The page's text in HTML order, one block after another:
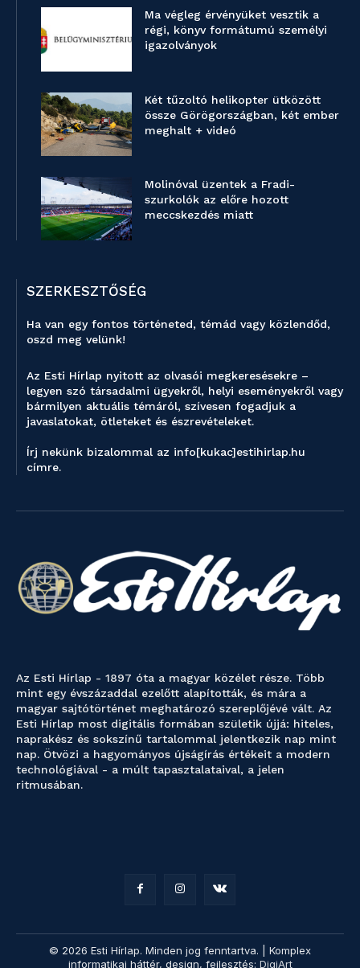
Ma végleg érvényüket vesztik a
régi, könyv formátumú személyi
igazolványok
Két tűzoltó helikopter ütközött
össze Görögországban, két ember
meghalt + videó
Molinóval üzentek a Fradi-
szurkolók az előre hozott
meccskezdés miatt
SZERKESZTŐSÉG
Ha van egy fontos történeted, témád vagy közlendőd,
oszd meg velünk!
Az Esti Hírlap nyitott az olvasói megkeresésekre –
legyen szó társadalmi ügyekről, helyi eseményekről vagy
bármilyen aktuális témáról, szívesen fogadjuk a
javaslatokat, ötleteket és észrevételeket.
Írj nekünk bizalommal az info[kukac]estihirlap.hu
címre.
Az Esti Hírlap - 1897 óta a magyar közélet része. Több
mint egy évszázaddal ezelőtt alapították, és mára a
magyar sajtótörténet meghatározó szereplőjévé vált. Az
Esti Hírlap most digitális formában születik újjá: hiteles,
naprakész és sokszínű tartalommal jelentkezik nap mint
nap. Ötvözi a hagyományos újságírás értékeit a modern
technológiával - a múlt tapasztalataival, a jelen
ritmusában.
© 2026 Esti Hírlap. Minden jog fenntartva. | Komplex
informatikai háttér, design, fejlesztés: DigiArt